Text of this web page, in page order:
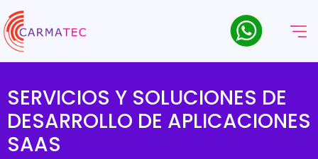
SERVICIOS Y SOLUCIONES DE
DESARROLLO DE APLICACIONES
SAAS